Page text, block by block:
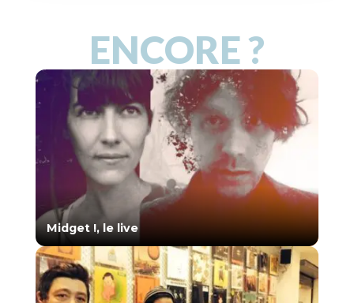
ENCORE ?
Midget !, le live